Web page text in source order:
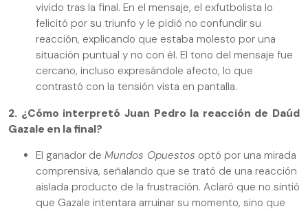
vivido tras la final. En el mensaje, el exfutbolista lo
felicitó por su triunfo y le pidió no confundir su
reacción, explicando que estaba molesto por una
situación puntual y no con él. El tono del mensaje fue
cercano, incluso expresándole afecto, lo que
contrastó con la tensión vista en pantalla.
2. ¿Cómo interpretó Juan Pedro la reacción de Daúd
Gazale en la final?
El ganador de Mundos Opuestos optó por una mirada
comprensiva, señalando que se trató de una reacción
aislada producto de la frustración. Aclaró que no sintió
que Gazale intentara arruinar su momento, sino que